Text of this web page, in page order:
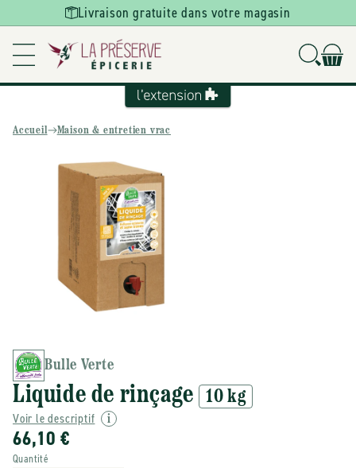
Ignorer et
passer au Livraison gratuite dans votre magasin
Accueil Maison & entretien vrac
informations
Bulle Verte
Liquide de rinçage 10 kg
Voir le descriptif
66,10 €
Quantité